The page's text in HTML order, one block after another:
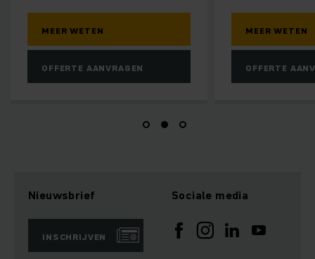
MEER WETEN
OFFERTE AANVRAGEN
MEER WETEN
OFFERTE
Nieuwsbrief
INSCHRIJVEN
Sociale media